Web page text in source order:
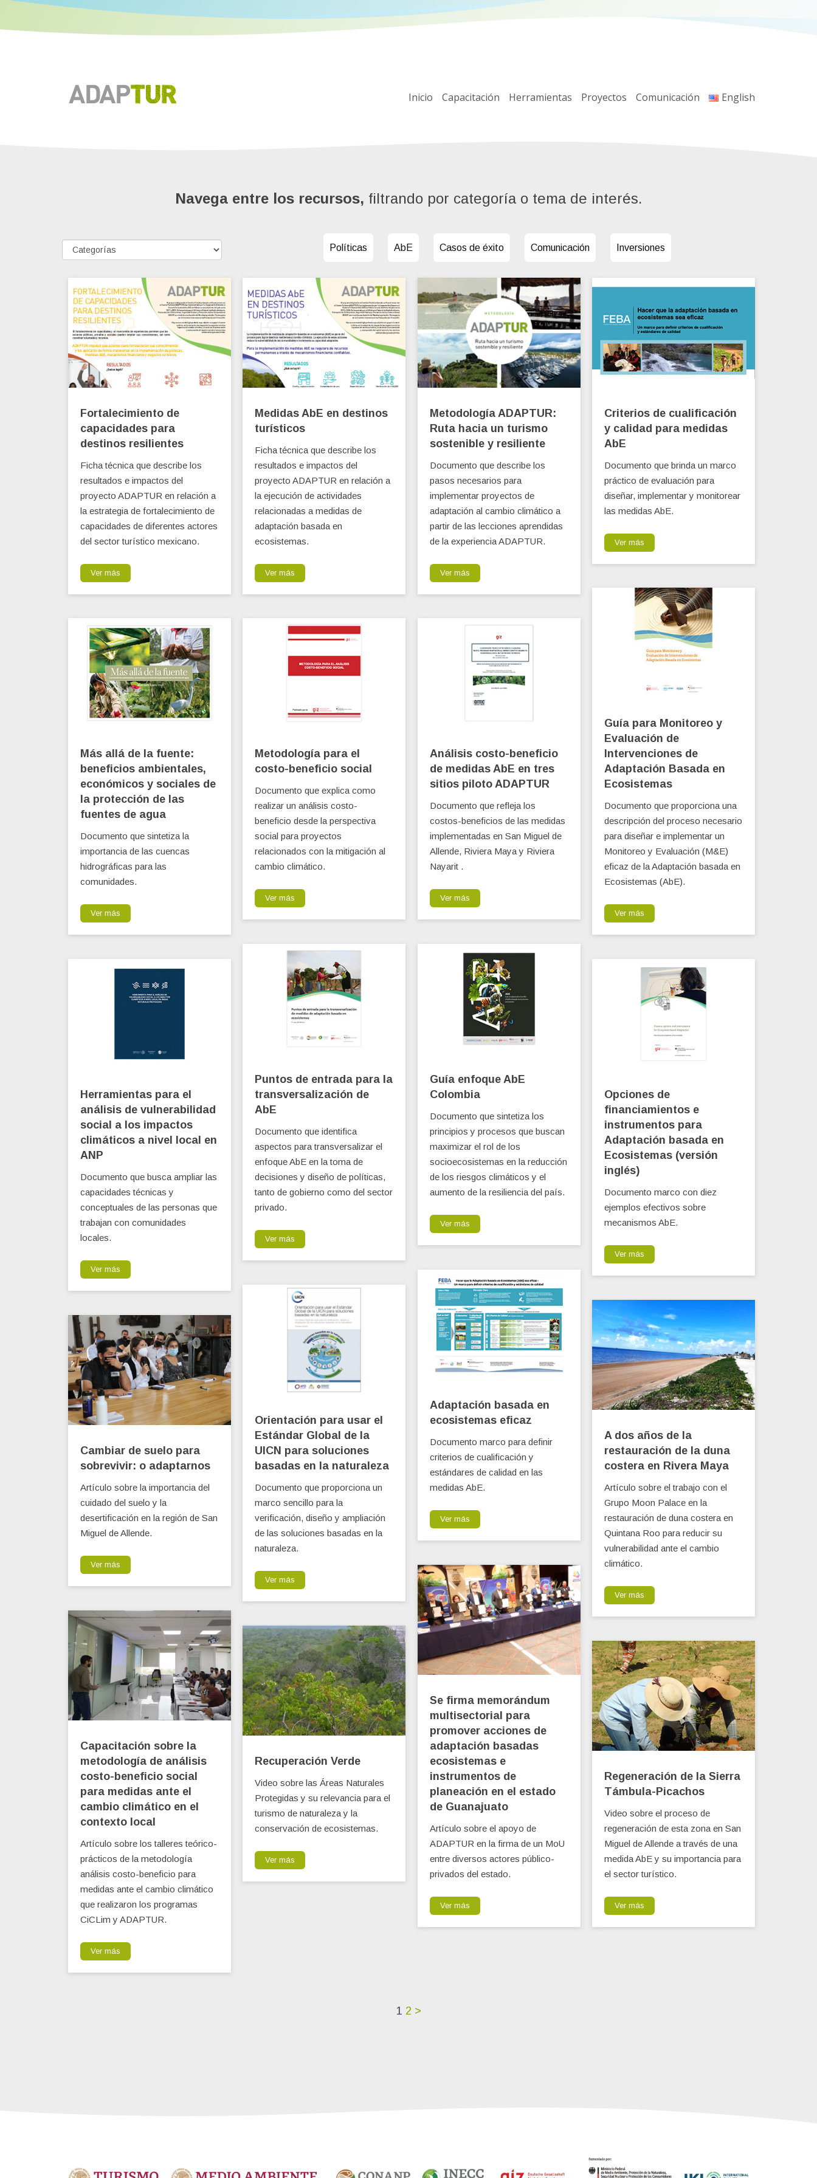
Inicio Capacitación Herramientas Proyectos Comunicación English
Navega entre los recursos, filtrando por categoría o tema de interés.
Políticas AbE Casos de éxito Comunicación Inversiones
Fortalecimiento de
capacidades para
destinos resilientes
Ficha técnica que describe los
resultados e impactos del
proyecto ADAPTUR en relación a
la estrategia de fortalecimiento de
capacidades de diferentes actores
del sector turístico mexicano.
Ver más
Medidas AbE en destinos
turísticos
Ficha técnica que describe los
resultados e impactos del
proyecto ADAPTUR en relación a
la ejecución de actividades
relacionadas a medidas de
adaptación basada en
ecosistemas.
Ver más
Metodología ADAPTUR:
Ruta hacia un turismo
sostenible y resiliente
Documento que describe los
pasos necesarios para
implementar proyectos de
adaptación al cambio climático a
partir de las lecciones aprendidas
de la experiencia ADAPTUR.
Ver más
Criterios de cualificación
y calidad para medidas
AbE
Documento que brinda un marco
práctico de evaluación para
diseñar, implementar y monitorear
las medidas AbE.
Ver más
Guía para Monitoreo y
Evaluación de
Intervenciones de
Adaptación Basada en
Ecosistemas
Documento que proporciona una
descripción del proceso necesario
para diseñar e implementar un
Monitoreo y Evaluación (M&E)
eficaz de la Adaptación basada en
Ecosistemas (AbE).
Ver más
Más allá de la fuente:
beneficios ambientales,
económicos y sociales de
la protección de las
fuentes de agua
Documento que sintetiza la
importancia de las cuencas
hidrográficas para las
comunidades.
Ver más
Metodología para el
costo-beneficio social
Documento que explica como
realizar un análisis costo-
beneficio desde la perspectiva
social para proyectos
relacionados con la mitigación al
cambio climático.
Ver más
Análisis costo-beneficio
de medidas AbE en tres
sitios piloto ADAPTUR
Documento que refleja los
costos-beneficios de las medidas
implementadas en San Miguel de
Allende, Riviera Maya y Riviera
Nayarit .
Ver más
Puntos de entrada para la
transversalización de
AbE
Documento que identifica
aspectos para transversalizar el
enfoque AbE en la toma de
decisiones y diseño de políticas,
tanto de gobierno como del sector
privado.
Ver más
Guía enfoque AbE
Colombia
Documento que sintetiza los
principios y procesos que buscan
maximizar el rol de los
socioecosistemas en la reducción
de los riesgos climáticos y el
aumento de la resiliencia del país.
Ver más
Herramientas para el
análisis de vulnerabilidad
social a los impactos
climáticos a nivel local en
ANP
Documento que busca ampliar las
capacidades técnicas y
conceptuales de las personas que
trabajan con comunidades
locales.
Ver más
Opciones de
financiamientos e
instrumentos para
Adaptación basada en
Ecosistemas (versión
inglés)
Documento marco con diez
ejemplos efectivos sobre
mecanismos AbE.
Ver más
Adaptación basada en
ecosistemas eficaz
Documento marco para definir
criterios de cualificación y
estándares de calidad en las
medidas AbE.
Ver más
Orientación para usar el
Estándar Global de la
UICN para soluciones
basadas en la naturaleza
Documento que proporciona un
marco sencillo para la
verificación, diseño y ampliación
de las soluciones basadas en la
naturaleza.
Ver más
A dos años de la
restauración de la duna
costera en Rivera Maya
Artículo sobre el trabajo con el
Grupo Moon Palace en la
restauración de duna costera en
Quintana Roo para reducir su
vulnerabilidad ante el cambio
climático.
Ver más
Cambiar de suelo para
sobrevivir: o adaptarnos
Artículo sobre la importancia del
cuidado del suelo y la
desertificación en la región de San
Miguel de Allende.
Ver más
Se firma memorándum
multisectorial para
promover acciones de
adaptación basadas
ecosistemas e
instrumentos de
planeación en el estado
de Guanajuato
Artículo sobre el apoyo de
ADAPTUR en la firma de un MoU
entre diversos actores público-
privados del estado.
Ver más
Capacitación sobre la
metodología de análisis
costo-beneficio social
para medidas ante el
cambio climático en el
contexto local
Artículo sobre los talleres teórico-
prácticos de la metodología
análisis costo-beneficio para
medidas ante el cambio climático
que realizaron los programas
CiCLim y ADAPTUR.
Ver más
Recuperación Verde
Video sobre las Áreas Naturales
Protegidas y su relevancia para el
turismo de naturaleza y la
conservación de ecosistemas.
Ver más
Regeneración de la Sierra
Támbula-Picachos
Video sobre el proceso de
regeneración de esta zona en San
Miguel de Allende a través de una
medida AbE y su importancia para
el sector turístico.
Ver más
1 2 >